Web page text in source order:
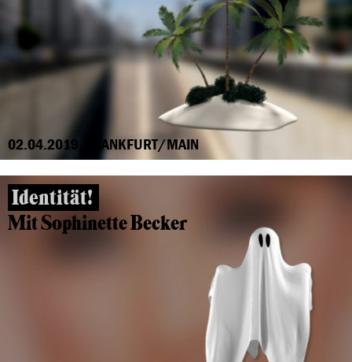
02.04.2019, FRANKFURT/MAIN
Identität!
Mit Sophinette Becker